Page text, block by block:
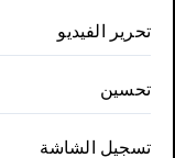
تحرير الفيديو
تحسين
تسجيل الشاشة